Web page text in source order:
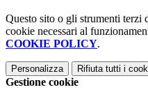
Questo sito o gli strumenti terzi
cookie necessari al
COOKIE POLICY.
Personalizza Rifiuta tutti i
Gestione cookie